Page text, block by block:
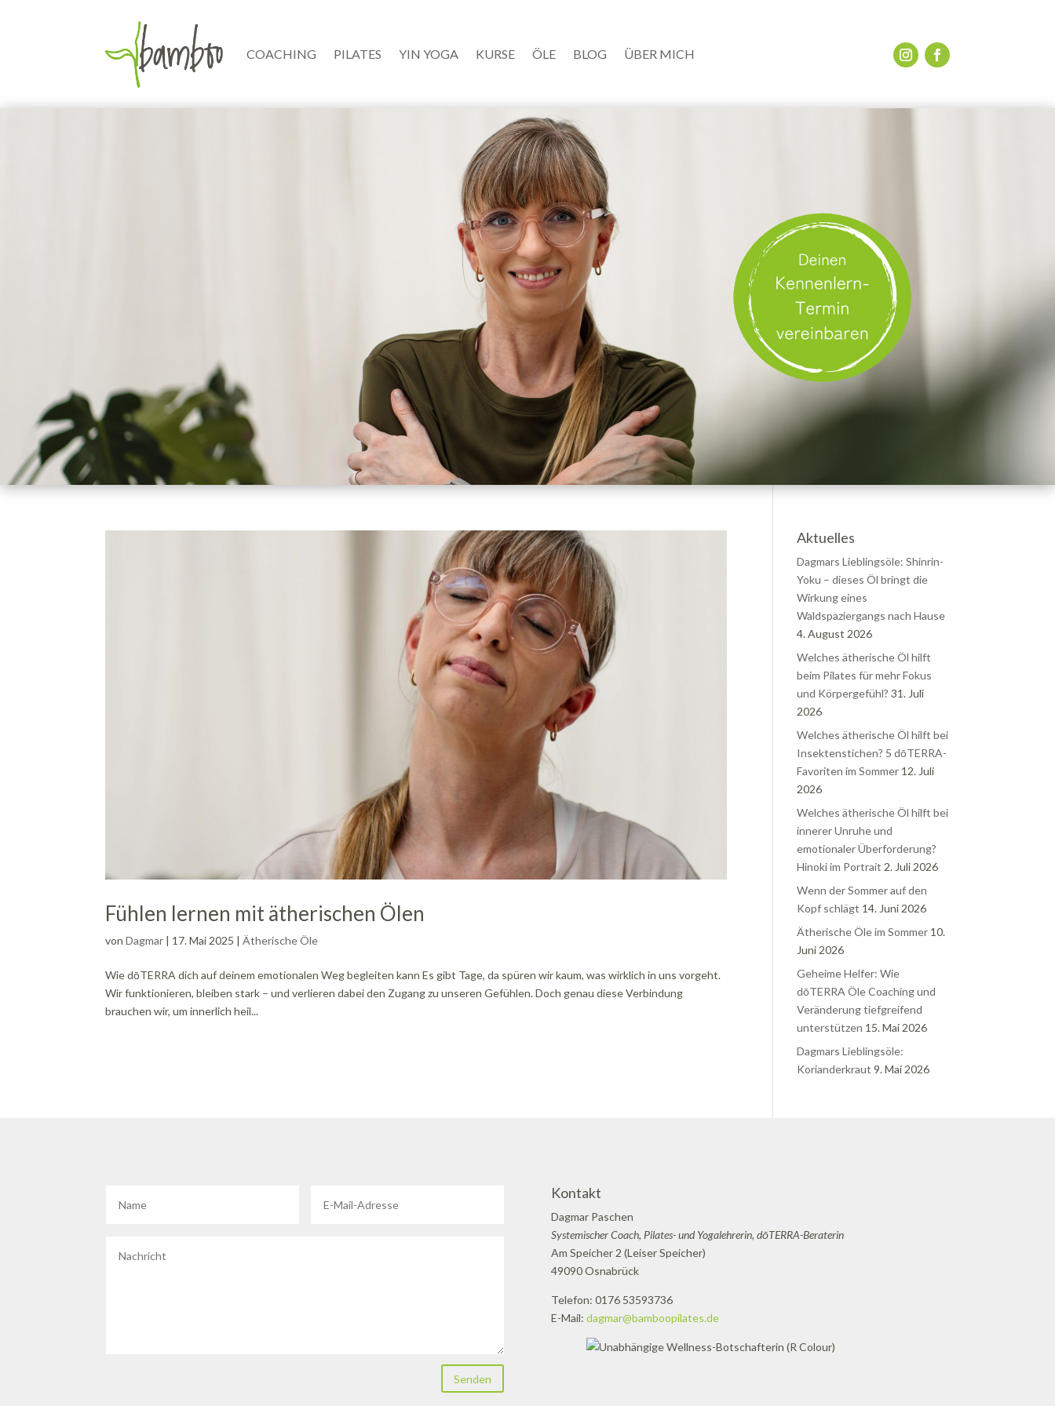
COACHING PILATES YIN YOGA KURSE ÖLE BLOG ÜBER MICH
Fühlen lernen mit ätherischen Ölen
vonDagmar | 17. Mai 2025 |Ätherische Öle
Wie dōTERRA dich auf deinem emotionalen Weg begleiten kann Es gibt Tage, da spüren wir kaum, was wirklich in uns vorgeht.
Wir funktionieren, bleiben stark – und verlieren dabei den Zugang zu unseren Gefühlen. Doch genau diese Verbindung
brauchen wir, um innerlich heil...
Aktuelles
Dagmars Lieblingsöle: Shinrin-
Yoku – dieses Öl bringt die
Wirkung eines
Waldspaziergangs nach Hause
4. August 2026
Welches ätherische Öl hilft
beim Pilates für mehr Fokus
und Körpergefühl? 31. Juli
2026
Welches ätherische Öl hilft bei
Insektenstichen? 5 dōTERRA-
Favoriten im Sommer 12. Juli
2026
Welches ätherische Öl hilft bei
innerer Unruhe und
emotionaler Überforderung?
Hinoki im Portrait 2. Juli 2026
Wenn der Sommer auf den
Kopf schlägt 14. Juni 2026
Ätherische Öle im Sommer 10.
Juni 2026
Geheime Helfer: Wie
dōTERRA Öle Coaching und
Veränderung tiefgreifend
unterstützen 15. Mai 2026
Dagmars Lieblingsöle:
Korianderkraut 9. Mai 2026
Senden
Kontakt
Dagmar Paschen
Systemischer Coach, Pilates- und Yogalehrerin, dōTERRA-Beraterin
Am Speicher 2 (Leiser Speicher)
49090 Osnabrück
Telefon: 0176 53593736
E-Mail: dagmar@bamboopilates.de